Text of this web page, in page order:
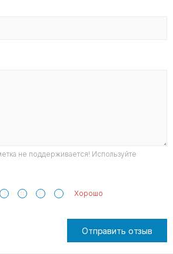
не поддерживается! Используйте
Хорошо
Отправить отзыв